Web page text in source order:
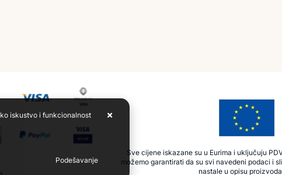
Sve cijene iskazane su u Eurima i uključuju
možemo garantirati da su svi navedeni podaci i
nastale u opisu
iskustvo i funkcionalnost
Podešavanje